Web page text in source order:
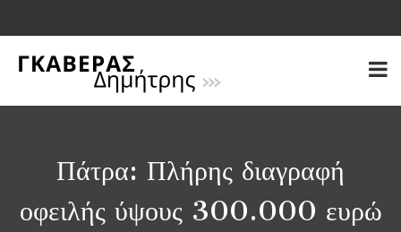
Πάτρα: Πλήρης διαγραφή
οφειλής ύψους 300.000 ευρώ